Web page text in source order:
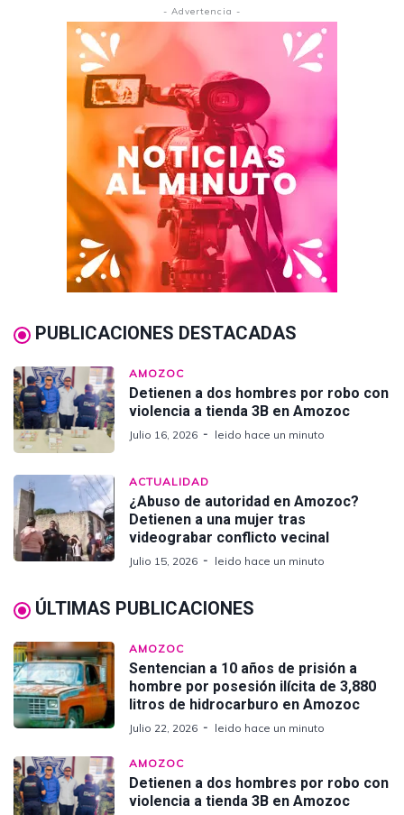
- Advertencia -
PUBLICACIONES DESTACADAS
AMOZOC
Detienen a dos hombres por robo con
violencia a tienda 3B en Amozoc
Julio 16, 2026 leido hace un minuto
ACTUALIDAD
¿Abuso de autoridad en Amozoc?
Detienen a una mujer tras
videograbar conflicto vecinal
Julio 15, 2026 leido hace un minuto
ÚLTIMAS PUBLICACIONES
AMOZOC
Sentencian a 10 años de prisión a
hombre por posesión ilícita de 3,880
litros de hidrocarburo en Amozoc
Julio 22, 2026 leido hace un minuto
AMOZOC
Detienen a dos hombres por robo con
violencia a tienda 3B en Amozoc